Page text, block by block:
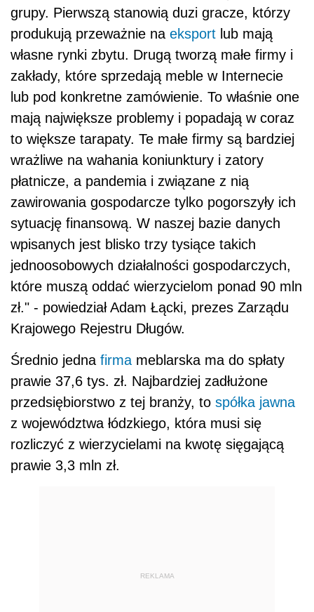
grupy. Pierwszą stanowią duzi gracze, którzy
produkują przeważnie na eksport lub mają
własne rynki zbytu. Drugą tworzą małe firmy i
zakłady, które sprzedają meble w Internecie
lub pod konkretne zamówienie. To właśnie one
mają największe problemy i popadają w coraz
to większe tarapaty. Te małe firmy są bardziej
wrażliwe na wahania koniunktury i zatory
płatnicze, a pandemia i związane z nią
zawirowania gospodarcze tylko pogorszyły ich
sytuację finansową. W naszej bazie danych
wpisanych jest blisko trzy tysiące takich
jednoosobowych działalności gospodarczych,
które muszą oddać wierzycielom ponad 90 mln
zł." - powiedział Adam Łącki, prezes Zarządu
Krajowego Rejestru Długów.
Średnio jedna firma meblarska ma do spłaty
prawie 37,6 tys. zł. Najbardziej zadłużone
przedsiębiorstwo z tej branży, to spółka jawna
z województwa łódzkiego, która musi się
rozliczyć z wierzycielami na kwotę sięgającą
prawie 3,3 mln zł.
REKLAMA